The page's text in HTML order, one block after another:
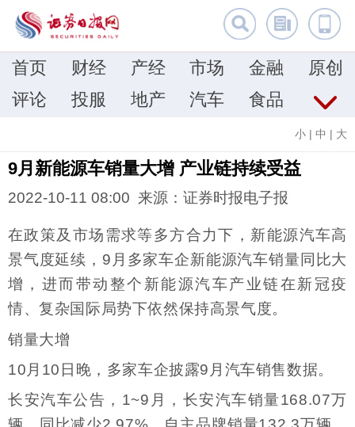
首页 财经 产经 市场 金融
原创
评论
投服 地产 汽车 食品
小 | 中 | 大
9月新能源车销量大增 产业链持续受益
2022-10-11 08:00 来源：证券时报电子报
在政策及市场需求等多方合力下，新能源汽车高
景气度延续，9月多家车企新能源汽车销量同比大
增，进而带动整个新能源汽车产业链在新冠疫
情、复杂国际局势下依然保持高景气度。
销量大增
10月10日晚，多家车企披露9月汽车销售数据。
长安汽车公告，1~9月，长安汽车销量168.07万